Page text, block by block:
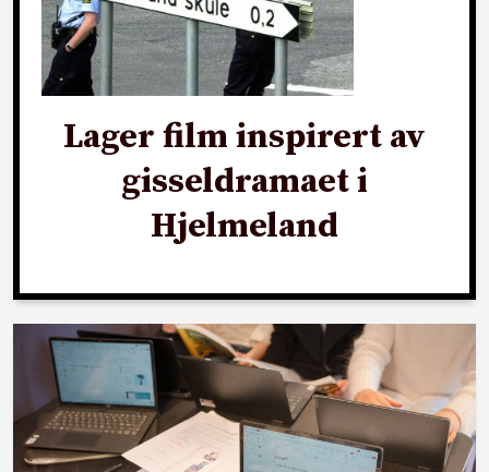
Lager film inspirert av
gisseldramaet i
Hjelmeland